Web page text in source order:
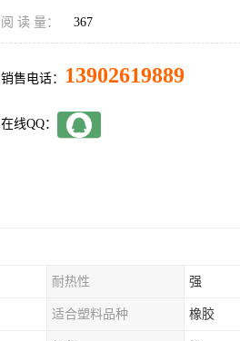
阅 读 量： 367
销售电话： 13902619889
在线QQ：
耐热性 强
适合塑料品种 橡胶